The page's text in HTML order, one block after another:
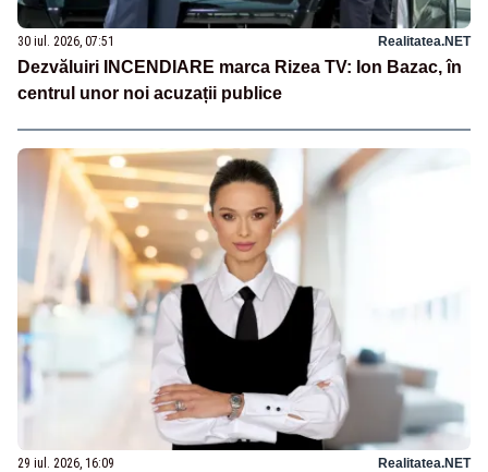
30 iul. 2026, 07:51 Realitatea.NET
Dezvăluiri INCENDIARE marca Rizea TV: Ion Bazac, în
centrul unor noi acuzații publice
29 iul. 2026, 16:09 Realitatea.NET